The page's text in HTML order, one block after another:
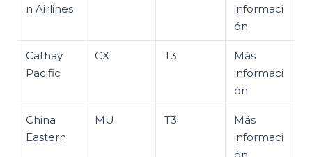
n Airlines
informaci
ón
Cathay
Pacific
CX T3
Más
informaci
ón
China
Eastern
MU T3
Más
informaci